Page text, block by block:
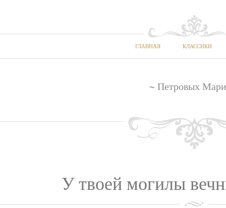
ГЛАВНАЯ КЛАССИКИ
~ Петровых
У твоей могилы